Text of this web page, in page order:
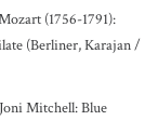
(1756-1791):
(Berliner, Karajan /
Mitchell: Blue